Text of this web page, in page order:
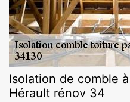
Isolation de comble
Hérault rénov 34